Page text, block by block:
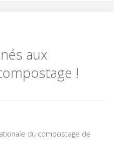
aux
!
du compostage de